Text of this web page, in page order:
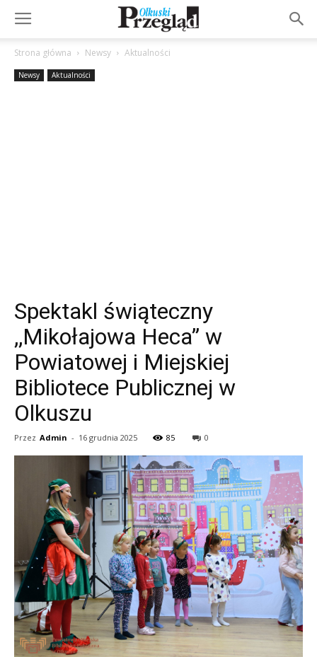
Strona główna Newsy Aktualności
Newsy Aktualności
Spektakl świąteczny
,,Mikołajowa Heca” w
Powiatowej i Miejskiej
Bibliotece Publicznej w
Olkuszu
Przez Admin - 16 grudnia 2025 85 0